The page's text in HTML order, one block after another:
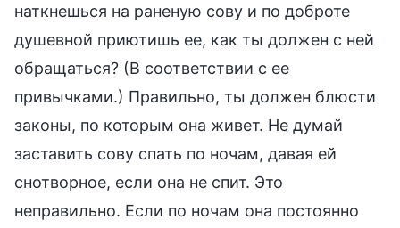
наткнешься на раненую сову и по доброте
душевной приютишь ее, как ты должен с ней
обращаться? (В соответствии с ее
привычками.) Правильно, ты должен блюсти
законы, по которым она живет. Не думай
заставить сову спать по ночам, давая ей
снотворное, если она не спит. Это
неправильно. Если по ночам она постоянно